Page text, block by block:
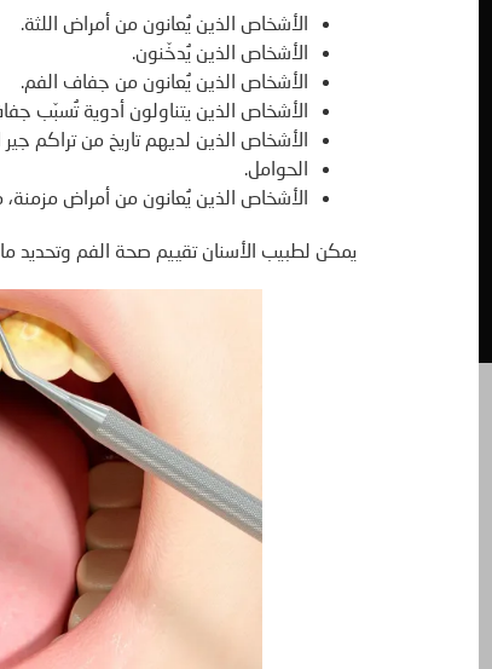
الأشخاص الذين يُعانون من أمراض اللثة.
الأشخاص الذين يُدخّنون.
الأشخاص الذين يُعانون من جفاف الفم.
الأشخاص الذين يتناولون أدوية تُسبّب
الأشخاص الذين لديهم تاريخ من تراكم جير
الحوامل.
الأشخاص الذين يُعانون من أمراض
يمكن لطبيب الأسنان تقييم صحة الفم وتحديد